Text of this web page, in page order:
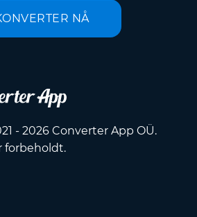
NÅ
- 2026 Converter App OÜ.
forbeholdt.